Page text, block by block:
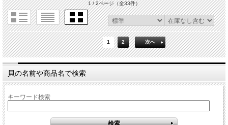
1 / 2ページ（全33件）
1 2 次へ
貝の名前や商品名で検索
キーワード検索